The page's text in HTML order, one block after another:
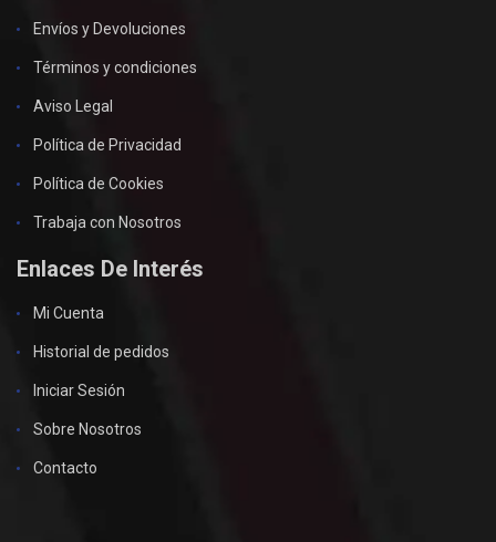
Envíos y Devoluciones
Términos y condiciones
Aviso Legal
Política de Privacidad
Política de Cookies
Trabaja con Nosotros
Enlaces De Interés
Mi Cuenta
Historial de pedidos
Iniciar Sesión
Sobre Nosotros
Contacto